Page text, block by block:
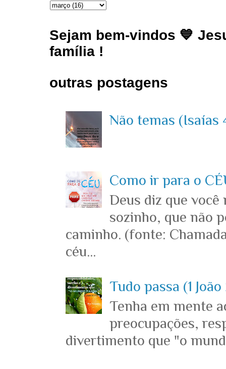
Sejam bem-vindos 💙
família !
outras postagens
Não temas (Isaías
Como ir para o
Deus diz que você
sozinho, que não
caminho. (fonte:
céu...
Tudo passa (1 João
Tenha em mente
preocupações,
divertimento que "o